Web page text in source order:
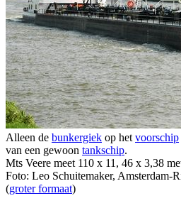
Alleen de bunkergiek op het voorschip
van een gewoon tankschip.
Mts Veere meet 110 x 11, 46 x 3,38
Foto: Leo Schuitemaker, Amsterdam-
(groter formaat)